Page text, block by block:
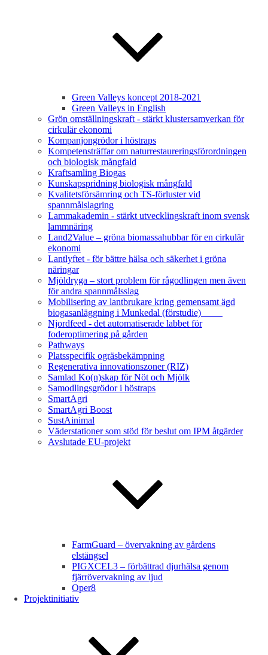
Green Valleys koncept 2018-2021
Green Valleys in English
Grön omställningskraft - stärkt klustersamverkan för
cirkulär ekonomi
Kompanjongrödor i höstraps
Kompetensträffar om naturrestaureringsförordningen
och biologisk mångfald
Kraftsamling Biogas
Kunskapspridning biologisk mångfald
Kvalitetsförsämring och TS-förluster vid
spannmålslagring
Lammakademin - stärkt utvecklingskraft inom svensk
lammnäring
Land2Value – gröna biomassahubbar för en cirkulär
ekonomi
Lantlyftet - för bättre hälsa och säkerhet i gröna
näringar
Mjöldryga – stort problem för rågodlingen men även
för andra spannmålsslag
Mobilisering av lantbrukare kring gemensamt ägd
biogasanläggning i Munkedal (förstudie)
Njordfeed - det automatiserade labbet för
foderoptimering på gården
Pathways
Platsspecifik ogräsbekämpning
Regenerativa innovationszoner (RIZ)
Samlad Ko(n)skap för Nöt och Mjölk
Samodlingsgrödor i höstraps
SmartAgri
SmartAgri Boost
SustAinimal
Väderstationer som stöd för beslut om IPM åtgärder
Avslutade EU-projekt
FarmGuard – övervakning av gårdens
elstängsel
PIGXCEL3 – förbättrad djurhälsa genom
fjärrövervakning av ljud
Oper8
Projektinitiativ